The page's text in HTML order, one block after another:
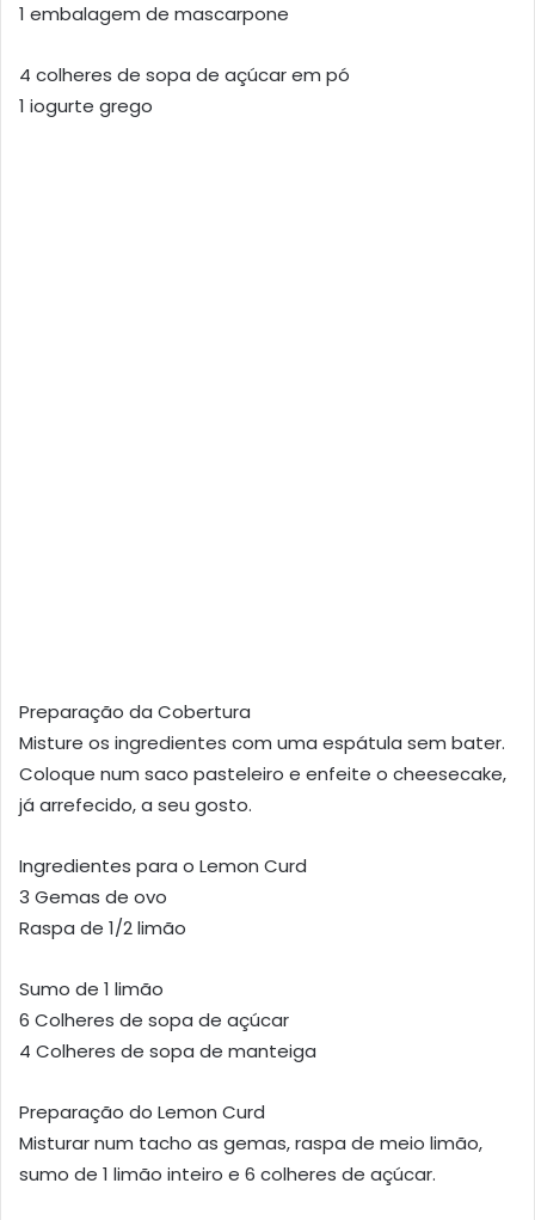
1 embalagem de mascarpone
4 colheres de sopa de açúcar em pó
1 iogurte grego
Preparação da Cobertura
Misture os ingredientes com uma espátula sem bater.
Coloque num saco pasteleiro e enfeite o cheesecake,
já arrefecido, a seu gosto.
Ingredientes para o Lemon Curd
3 Gemas de ovo
Raspa de 1/2 limão
Sumo de 1 limão
6 Colheres de sopa de açúcar
4 Colheres de sopa de manteiga
Preparação do Lemon Curd
Misturar num tacho as gemas, raspa de meio limão,
sumo de 1 limão inteiro e 6 colheres de açúcar.